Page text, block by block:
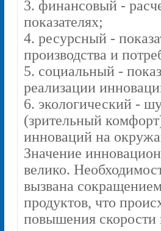
3. финансовый -
показателях;
4. ресурсный -
производства и
5. социальный -
реализации
6. экологический -
(зрительный
инноваций на
Значение
велико.
вызвана
продуктов, что
повышения скорости